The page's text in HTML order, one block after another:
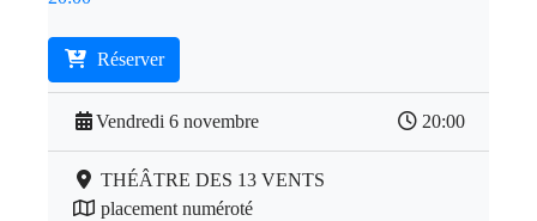
Réserver
Vendredi 6 novembre 20:00
THÉÂTRE DES 13 VENTS
placement numéroté